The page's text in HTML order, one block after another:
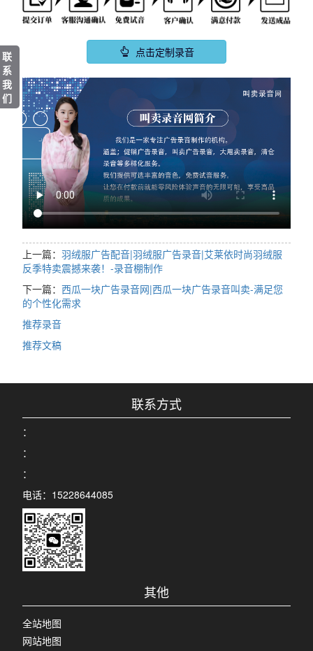
点击定制录音
上一篇： 羽绒服广告配音|羽绒服广告录音|艾莱依时尚羽绒服
反季特卖震撼来袭！-录音棚制作
下一篇： 西瓜一块广告录音网|西瓜一块广告录音叫卖-满足您
的个性化需求
推荐录音
推荐文稿
联系方式
：
：
：
电话：15228644085
其他
全站地图
网站地图
联
系
我
们